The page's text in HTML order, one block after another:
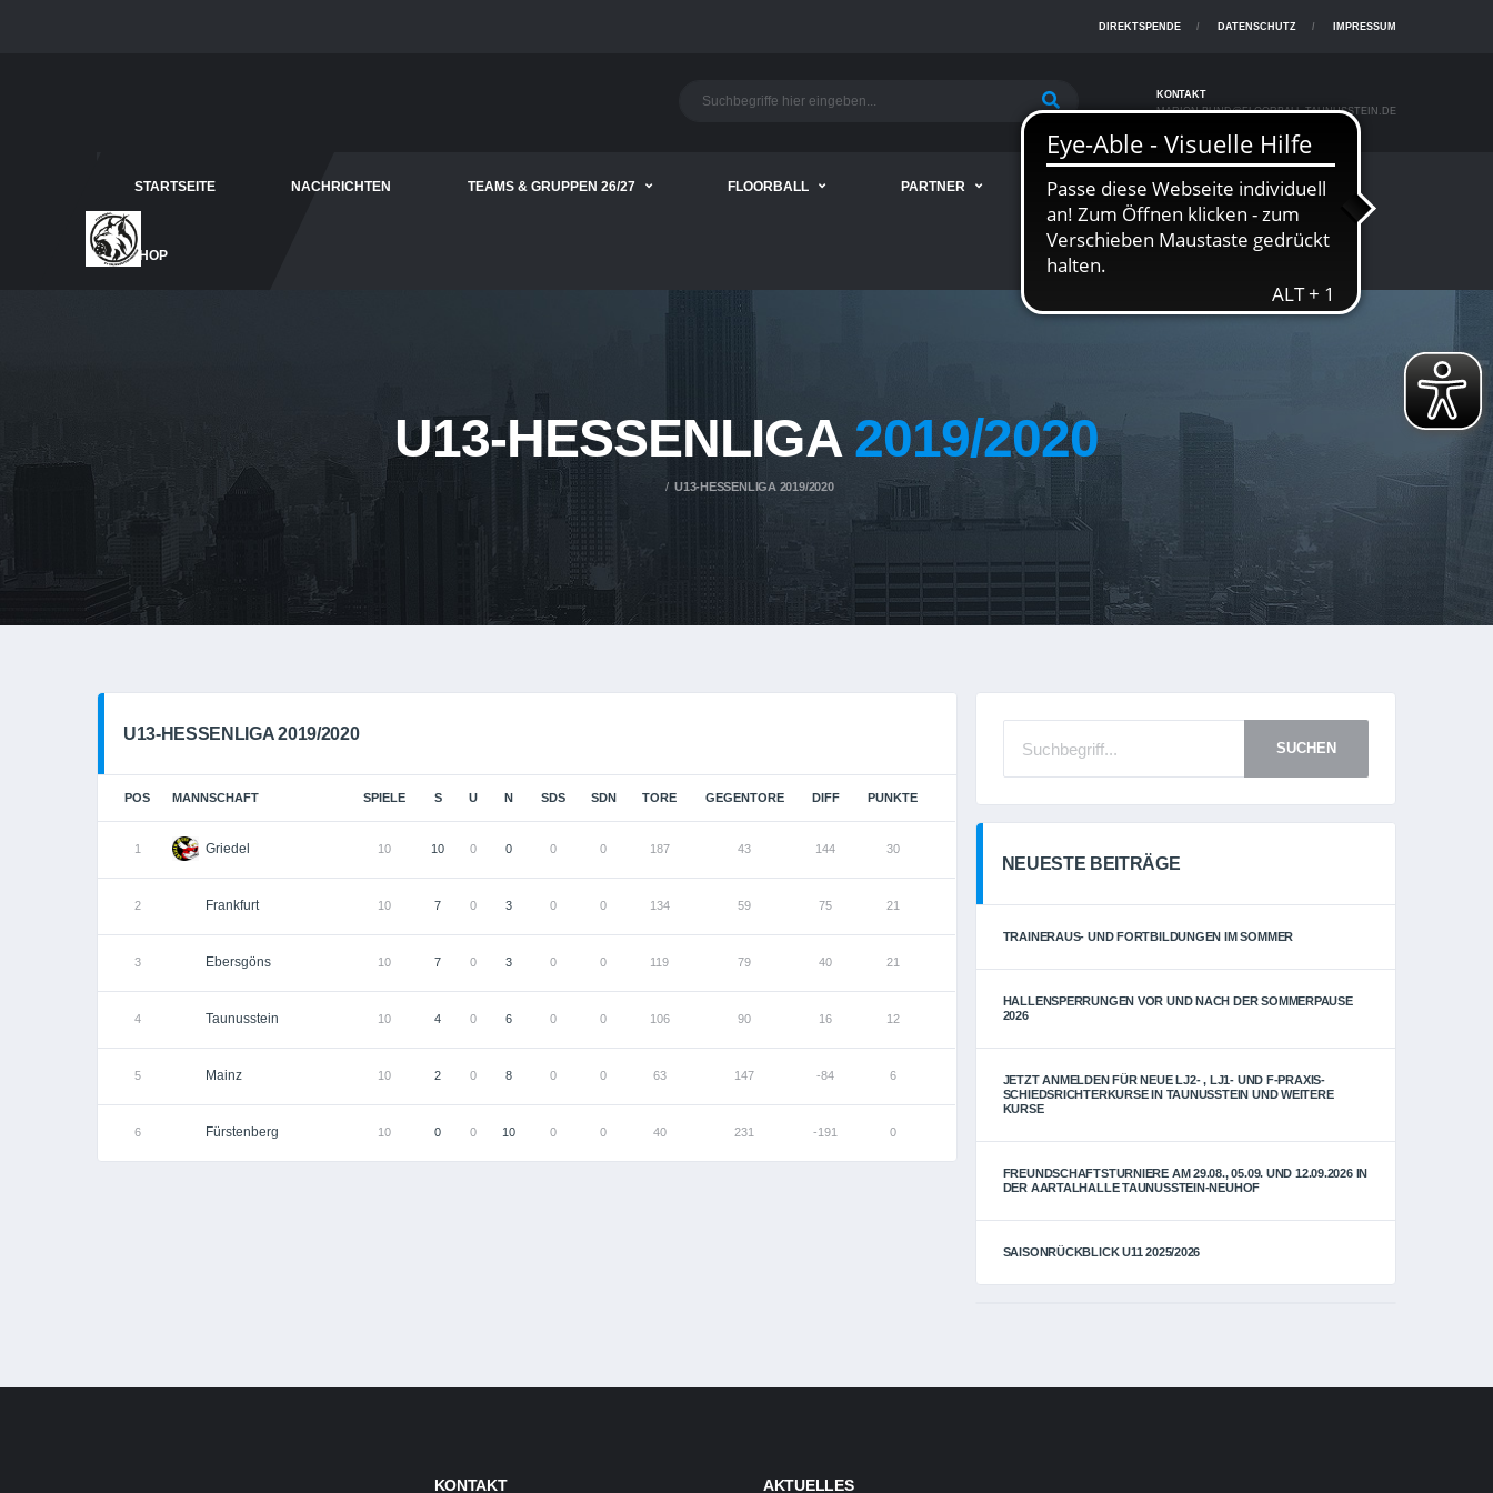
DIREKTSPENDE DATENSCHUTZ IMPRESSUM
KONTAKT
MARION.BUND@FLOORBALL-TAUNUSSTEIN.DE
STARTSEITE NACHRICHTEN TEAMS & GRUPPEN 26/27 FLOORBALL PARTNER MEHR
SHOP
U13-HESSENLIGA 2019/2020
U13-HESSENLIGA 2019/2020
U13-HESSENLIGA 2019/2020
POS MANNSCHAFT SPIELE S U N SDS SDN TORE GEGENTORE DIFF PUNKTE
1 Griedel 10 10 0 0 0 0 187 43 144 30
2 Frankfurt 10 7 0 3 0 0 134 59 75 21
3 Ebersgöns 10 7 0 3 0 0 119 79 40 21
4 Taunusstein 10 4 0 6 0 0 106 90 16 12
5 Mainz 10 2 0 8 0 0 63 147 -84 6
6 Fürstenberg 10 0 0 10 0 0 40 231 -191 0
SUCHEN
NEUESTE BEITRÄGE
TRAINERAUS- UND FORTBILDUNGEN IM SOMMER
HALLENSPERRUNGEN VOR UND NACH DER SOMMERPAUSE
2026
JETZT ANMELDEN FÜR NEUE LJ2- , LJ1- UND F-PRAXIS-
SCHIEDSRICHTERKURSE IN TAUNUSSTEIN UND WEITERE
KURSE
FREUNDSCHAFTSTURNIERE AM 29.08., 05.09. UND 12.09.2026 IN
DER AARTALHALLE TAUNUSSTEIN-NEUHOF
SAISONRÜCKBLICK U11 2025/2026
KONTAKT AKTUELLES